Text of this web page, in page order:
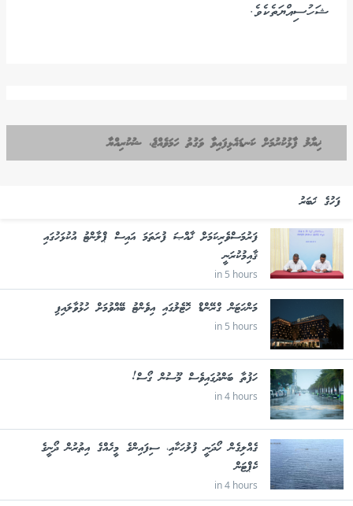
ޝަހުސިއްޔަތެކެވެ.
ޚިޔާލު ފާޅުކުރުމަށް ކަނޑައެޅިފައިވާ ވަގުތު ހަމަވެއްޖެ، ޝުކުރިއްޔާ
ފަހުގެ ޚަބަރު
ފަރުމަސްވެރިކަމަށް ޚާއްޞަ ފުރަތަމަ އައިސް ޕްލާންޓު އުކުޅަހުގައި
ޤާއިމުކުރަނީ
in 5 hours
މަންހަޓަން ގްރޭންޑް ހޮޓެލުގައި އިވެންޓު ބޭއްވުމަށް ހުޅުވާލައިފި
in 5 hours
ހަފުތާ ބަންދުގައިވެސް މޫސުން ގޯސް!
in 4 hours
ގެއްލިގެން ހޯދަނީ ފުލުހަކާއި، ސިފައިންގެ މީހެއްގެ އިތުރުން ދޯނީގެ
ކެޕްޓަން
in 4 hours